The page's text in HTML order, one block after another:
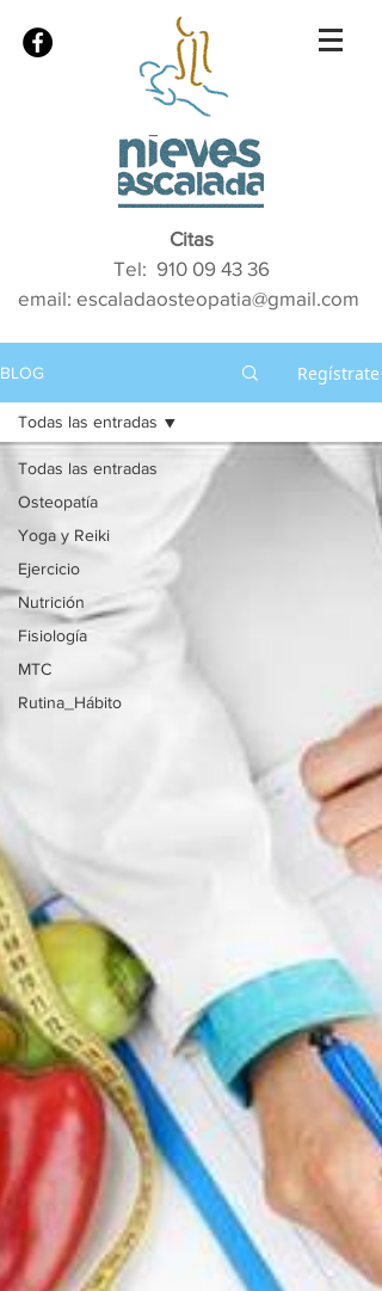
Citas
Tel: 910 09 43 36
email: escaladaosteopatia@gmail.com
BLOG Regístrate
Todas las entradas
Osteopatía
Yoga y Reiki
Ejercicio
Nutrición
Fisiología
MTC
Rutina_Hábito
Todas las entradas